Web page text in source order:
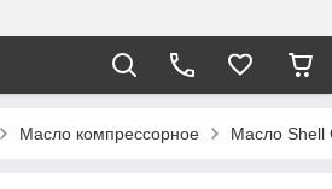
Масло компрессорное Масло Shell